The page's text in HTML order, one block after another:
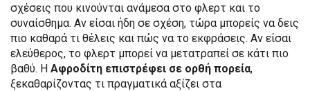
σχέσεις που κινούνται ανάμεσα στο φλερτ και το
συναίσθημα. Αν είσαι ήδη σε σχέση, τώρα μπορείς να δεις
πιο καθαρά τι θέλεις και πώς να το εκφράσεις. Αν είσαι
ελεύθερος, το φλερτ μπορεί να μετατραπεί σε κάτι πιο
βαθύ. Η Αφροδίτη επιστρέφει σε ορθή πορεία,
ξεκαθαρίζοντας τι πραγματικά αξίζει στα